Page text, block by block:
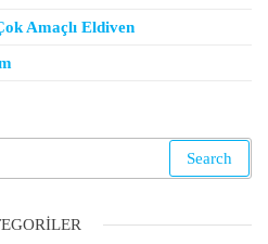
Amaçlı Eldiven
Search